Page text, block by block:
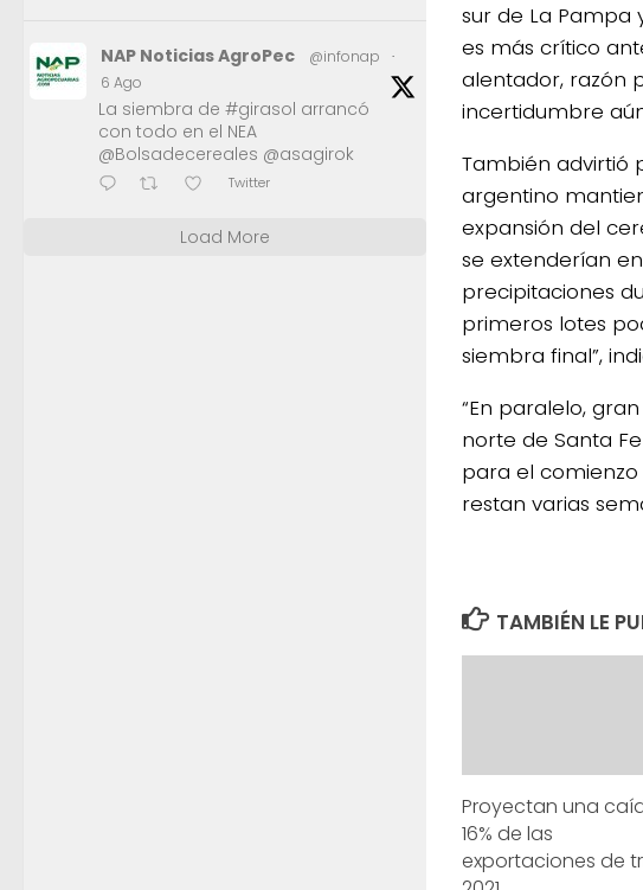
sur de La Pampa
es más crítico
alentador, razón
incertidumbre
También advirtió
argentino
expansión del
se extenderían
precipitaciones
primeros lotes
siembra final”,
“En paralelo,
norte de Santa
para el
restan varias
TAMBIÉN LE
Proyectan una
16% de las
exportaciones de
NAP Noticias AgroPec @infonap
·
6 Ago
La siembra de #girasol arrancó
con todo en el NEA
@Bolsadecereales @asagirok
Twitter
Load More